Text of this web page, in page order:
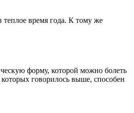
время года. К тому же
форму, которой можно болеть
говорилось выше, способен